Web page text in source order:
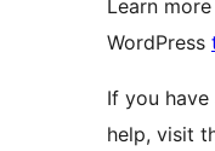
Learn
WordPress
If you
help, visit